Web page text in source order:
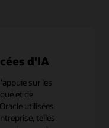
d'IA
sur les
et de
utilisées
telles